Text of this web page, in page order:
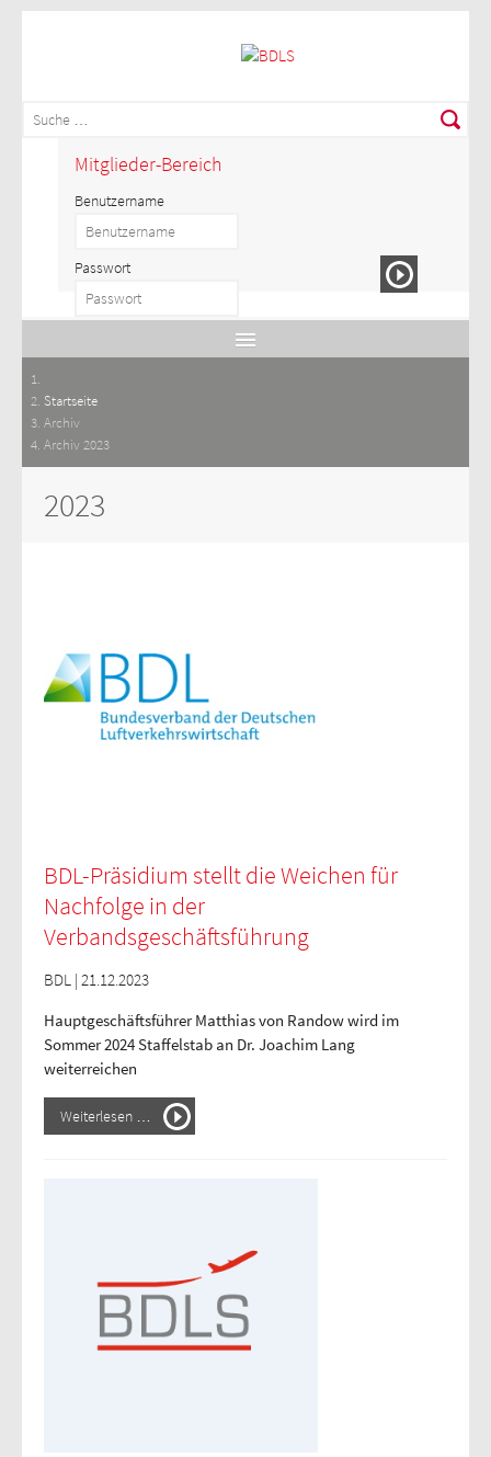
Mitglieder-Bereich
Benutzername
Passwort
Startseite
Archiv
Archiv 2023
2023
BDL-Präsidium stellt die Weichen für
Nachfolge in der
Verbandsgeschäftsführung
BDL | 21.12.2023
Hauptgeschäftsführer Matthias von Randow wird im
Sommer 2024 Staffelstab an Dr. Joachim Lang
weiterreichen
Weiterlesen …